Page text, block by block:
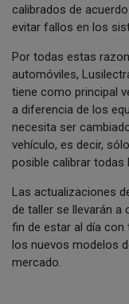
calibrados de
evitar fallos en los
Por todas estas
automóviles,
tiene como principal
a diferencia de los
necesita ser
vehículo, es decir,
posible calibrar
Las actualizaciones
de taller se llevarán
fin de estar al día
los nuevos modelos
mercado.